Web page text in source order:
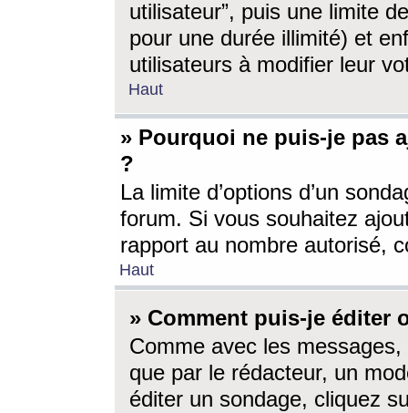
utilisateur”, puis une limite
pour une durée illimité) et
utilisateurs à modifier leur
Haut
» Pourquoi ne puis-je pas
?
La limite d’options d’un
forum. Si vous souhaitez
rapport au nombre autorisé,
Haut
» Comment puis-je éditer
Comme avec les
que par le rédacteur, un
éditer un sondage, cliquez